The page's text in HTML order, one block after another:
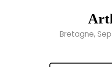
Bretagne,